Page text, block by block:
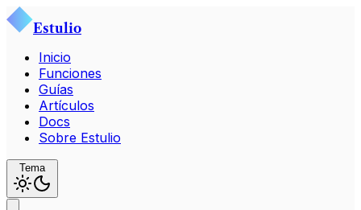
Estulio
Inicio
Funciones
Guías
Artículos
Docs
Sobre Estulio
Tema